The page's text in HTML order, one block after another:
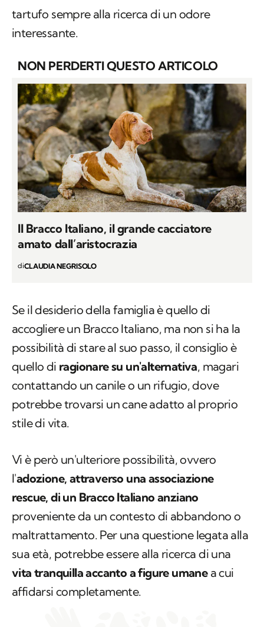
tartufo sempre alla ricerca di un odore
interessante.
NON PERDERTI QUESTO ARTICOLO
Il Bracco Italiano, il grande cacciatore
amato dall’aristocrazia
diCLAUDIA NEGRISOLO
Se il desiderio della famiglia è quello di
accogliere un Bracco Italiano, ma non si ha la
possibilità di stare al suo passo, il consiglio è
quello di ragionare su un'alternativa, magari
contattando un canile o un rifugio, dove
potrebbe trovarsi un cane adatto al proprio
stile di vita.
Vi è però un'ulteriore possibilità, ovvero
l'adozione, attraverso una associazione
rescue, di un Bracco Italiano anziano
proveniente da un contesto di abbandono o
maltrattamento. Per una questione legata alla
sua età, potrebbe essere alla ricerca di una
vita tranquilla accanto a figure umanea cui
affidarsi completamente.